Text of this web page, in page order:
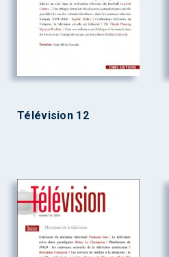
Télévision 12